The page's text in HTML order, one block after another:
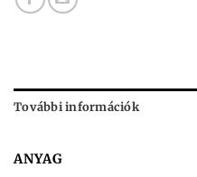
További információk
ANYAG